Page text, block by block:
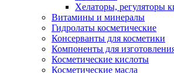
Хелаторы, регуляторы
Витамины и минералы
Гидролаты косметические
Консерванты для косметики
Компоненты для
Косметические кислоты
Косметические масла